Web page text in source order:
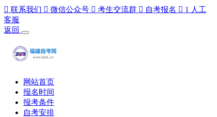
 联系我们  微信公众号  考生交流群  自考报名  1 人工
客服
返回
网站首页
报名时间
报考条件
自考安排